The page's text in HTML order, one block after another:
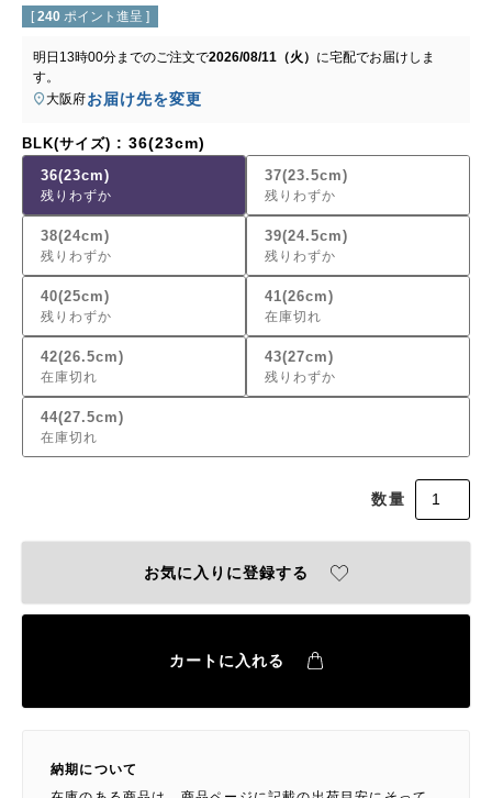
[ 240 ポイント進呈 ]
明日 13時00分までのご注文で2026/08/11（火） に宅配でお届けしま
す。
大阪府お届け先を変更
BLK(サイズ) 36(23cm)
36(23cm)
残りわずか
37(23.5cm)
残りわずか
38(24cm)
残りわずか
39(24.5cm)
残りわずか
40(25cm)
残りわずか
41(26cm)
在庫切れ
42(26.5cm)
在庫切れ
43(27cm)
残りわずか
44(27.5cm)
在庫切れ
お気に入りに登録する
カートに入れる
納期について